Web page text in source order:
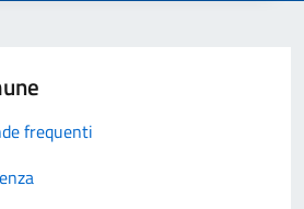
frequenti